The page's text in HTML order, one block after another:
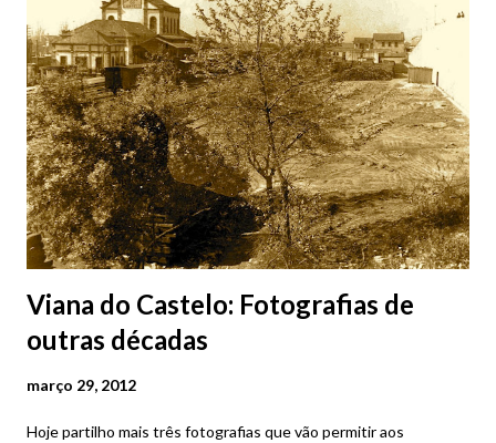
quem consegue ter a igreja/capela mais bonita. Esta iniciativa de
visitar as igrejas e capelas da cidade está integrada na
programação da Semana Santa e do programa Páscoa Doce em
Viana do Castelo. Roteiro das igrejas e capelas de portas
abertas das 19H00 às 24H00 na quinta-feira santa: Sé Catedral,
a Capela de Nossa Senhora do Resgate, a Igreja d...
Viana do Castelo: Fotografias de
outras décadas
março 29, 2012
Hoje partilho mais três fotografias que vão permitir aos